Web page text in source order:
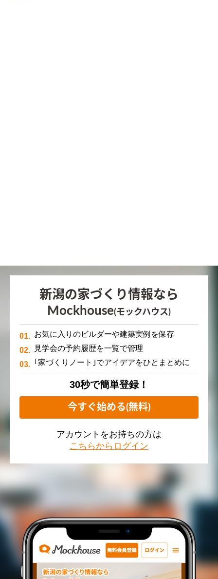
新潟の家づくり情報なら
Mockhouse(モックハウス)
お気に入りのビルダーや建築実例を保存
見学会の予約履歴を一覧で管理
｢家づくりノート｣でアイデアをひとまとめに
30秒で簡単登録！
今すぐ始める(無料)
アカウントをお持ちの方は
こちらからログイン